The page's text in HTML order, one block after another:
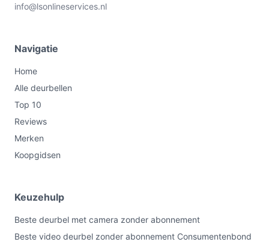
info@lsonlineservices.nl
Navigatie
Home
Alle deurbellen
Top 10
Reviews
Merken
Koopgidsen
Keuzehulp
Beste deurbel met camera zonder abonnement
Beste video deurbel zonder abonnement Consumentenbond